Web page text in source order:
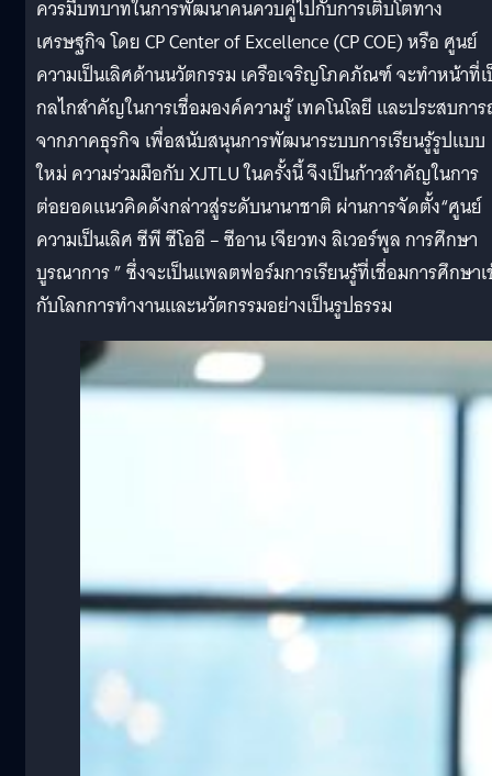
ควรมีบทบาทในการพัฒนาคนควบคู่ไปกับการเติบโตทาง
เศรษฐกิจ โดย CP Center of Excellence (CP COE) หรือ ศูนย์
ความเป็นเลิศด้านนวัตกรรม เครือเจริญโภคภัณฑ์ จะทำหน้าที่
กลไกสำคัญในการเชื่อมองค์ความรู้ เทคโนโลยี และประสบกา
จากภาคธุรกิจ เพื่อสนับสนุนการพัฒนาระบบการเรียนรู้รูปแบบ
ใหม่ ความร่วมมือกับ XJTLU ในครั้งนี้ จึงเป็นก้าวสำคัญในการ
ต่อยอดแนวคิดดังกล่าวสู่ระดับนานาชาติ ผ่านการจัดตั้ง“ศูนย์
ความเป็นเลิศ ซีพี ซีโออี – ซีอาน เจียวทง ลิเวอร์พูล การศึกษา
บูรณาการ ” ซึ่งจะเป็นแพลตฟอร์มการเรียนรู้ที่เชื่อมการศึกษาเ
กับโลกการทำงานและนวัตกรรมอย่างเป็นรูปธรรม